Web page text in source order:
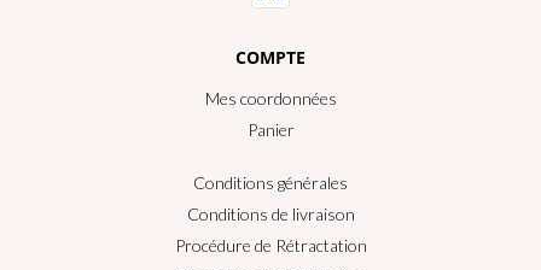
COMPTE
Mes coordonnées
Panier
Conditions générales
Conditions de livraison
Procédure de Rétractation